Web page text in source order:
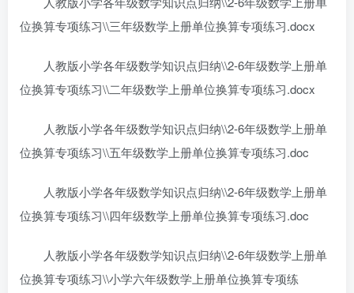
位换算专项练习\\三年级数学上册单位换算专项练习.docx
人教版小学各年级数学知识点归纳\\2-6年级数学上册单
位换算专项练习\\二年级数学上册单位换算专项练习.docx
人教版小学各年级数学知识点归纳\\2-6年级数学上册单
位换算专项练习\\五年级数学上册单位换算专项练习.doc
人教版小学各年级数学知识点归纳\\2-6年级数学上册单
位换算专项练习\\四年级数学上册单位换算专项练习.doc
人教版小学各年级数学知识点归纳\\2-6年级数学上册单
位换算专项练习\\小学六年级数学上册单位换算专项练